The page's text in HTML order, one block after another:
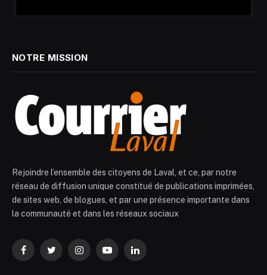
NOTRE MISSION
Rejoindre l’ensemble des citoyens de Laval, et ce, par notre
réseau de diffusion unique constitué de publications imprimées,
de sites web, de blogues, et par une présence importante dans
la communauté et dans les réseaux sociaux
FacebookTwitterInstagramYouTubeLinkedIn